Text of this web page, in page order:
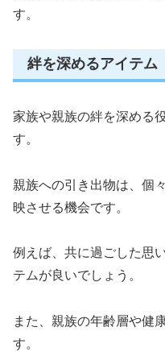
す。
絆を深めるアイテム
家族や親族の絆を深める
す。
親族への引き出物は、個
映させる機会です。
例えば、共に過ごした思
テムが良いでしょう。
また、親族の年齢層や健
す。